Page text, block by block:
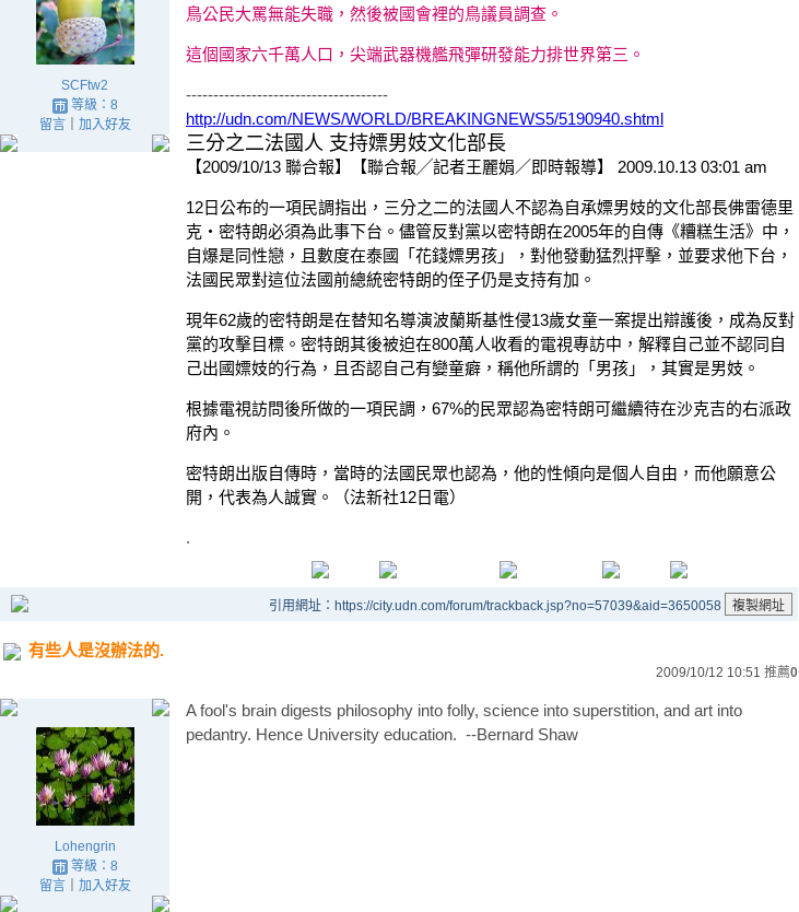
SCFtw2
等級：8
留言｜ 加入好友
鳥公民大罵無能失職，然後被國會裡的鳥議員調查。
這個國家六千萬人口，尖端武器機艦飛彈研發能力排世界第三。
-------------------------------------
http://udn.com/NEWS/WORLD/BREAKINGNEWS5/5190940.shtml
三分之二法國人 支持嫖男妓文化部長
【2009/10/13 聯合報】【聯合報╱記者王麗娟／即時報導】 2009.10.13 03:01 am
12日公布的一項民調指出，三分之二的法國人不認為自承嫖男妓的文化部長佛雷德里
克‧密特朗必須為此事下台。儘管反對黨以密特朗在2005年的自傳《糟糕生活》中，
自爆是同性戀，且數度在泰國「花錢嫖男孩」，對他發動猛烈抨擊，並要求他下台，
法國民眾對這位法國前總統密特朗的侄子仍是支持有加。
現年62歲的密特朗是在替知名導演波蘭斯基性侵13歲女童一案提出辯護後，成為反對
黨的攻擊目標。密特朗其後被迫在800萬人收看的電視專訪中，解釋自己並不認同自
己出國嫖妓的行為，且否認自己有孌童癖，稱他所謂的「男孩」，其實是男妓。
根據電視訪問後所做的一項民調，67%的民眾認為密特朗可繼續待在沙克吉的右派政
府內。
密特朗出版自傳時，當時的法國民眾也認為，他的性傾向是個人自由，而他願意公
開，代表為人誠實。（法新社12日電）
.
引用網址：https://city.udn.com/forum/trackback.jsp?no=57039&aid=3650058
有些人是沒辦法的.
2009/10/12 10:51 推薦0
Lohengrin
等級：8
留言｜ 加入好友
A fool's brain digests philosophy into folly, science into superstition, and art into
pedantry. Hence University education. --Bernard Shaw